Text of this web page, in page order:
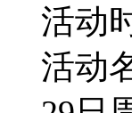
活动
活动